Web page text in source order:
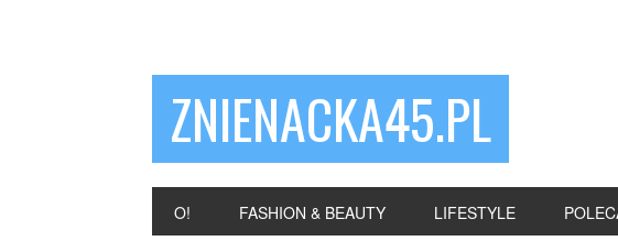
ZNIENACKA45.PL
O! FASHION & BEAUTY LIFESTYLE